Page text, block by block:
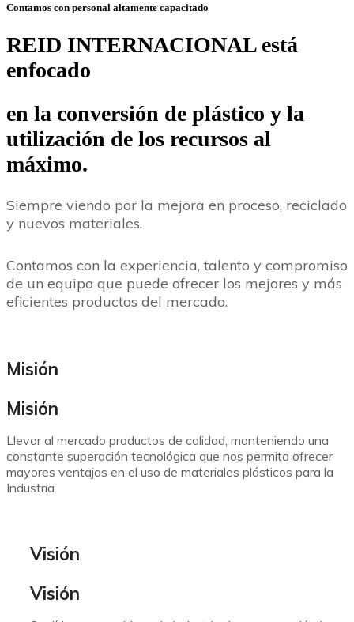
Contamos con personal altamente capacitado
REID INTERNACIONAL está
enfocado
en la conversión de plástico y la
utilización de los recursos al
máximo.
Siempre viendo por la mejora en proceso, reciclado
y nuevos materiales.
Contamos con la experiencia, talento y compromiso
de un equipo que puede ofrecer los mejores y más
eficientes productos del mercado.
Misión
Misión
Llevar al mercado productos de calidad, manteniendo una
constante superación tecnológica que nos permita ofrecer
mayores ventajas en el uso de materiales plásticos para la
Industria.
Visión
Visión